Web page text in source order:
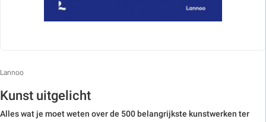
Lannoo
Kunst uitgelicht
Alles wat je moet weten over de 500 belangrijkste kunstwerken ter